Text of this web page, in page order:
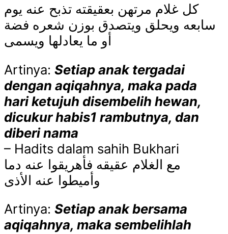
كل غلام مرتهن بعقيقته تذبح عنه يوم
سابعه ويحلق ويتصدق بوزن شعره فضة
أو ما يعادلها ويسمى
Artinya: Setiap anak tergadai
dengan aqiqahnya, maka pada
hari ketujuh disembelih hewan,
dicukur habis1 rambutnya, dan
diberi nama
– Hadits dalam sahih Bukhari
مع الغلام عقيقه فأهريقوا عنه دما
وأميطوا عنه الأذى
Artinya: Setiap anak bersama
aqiqahnya, maka sembelihlah